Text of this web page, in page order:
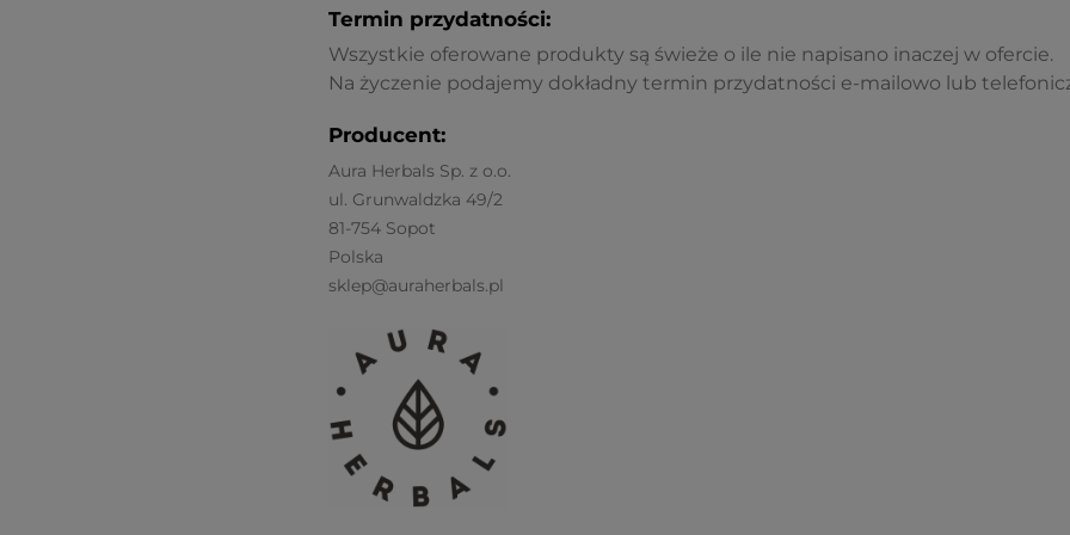
Termin przydatności:
Wszystkie oferowane produkty są świeże o ile nie napisano inaczej w ofercie.
Na życzenie podajemy dokładny termin przydatności e-mailowo lub
Producent:
Aura Herbals Sp. z o.o.
ul. Grunwaldzka 49/2
81-754 Sopot
Polska
sklep@auraherbals.pl